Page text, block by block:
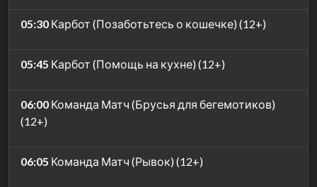
05:30 Карбот (Позаботьтесь о кошечке) (12+)
05:45 Карбот (Помощь на кухне) (12+)
06:00 Команда Матч (Брусья для бегемотиков)
(12+)
06:05 Команда Матч (Рывок) (12+)